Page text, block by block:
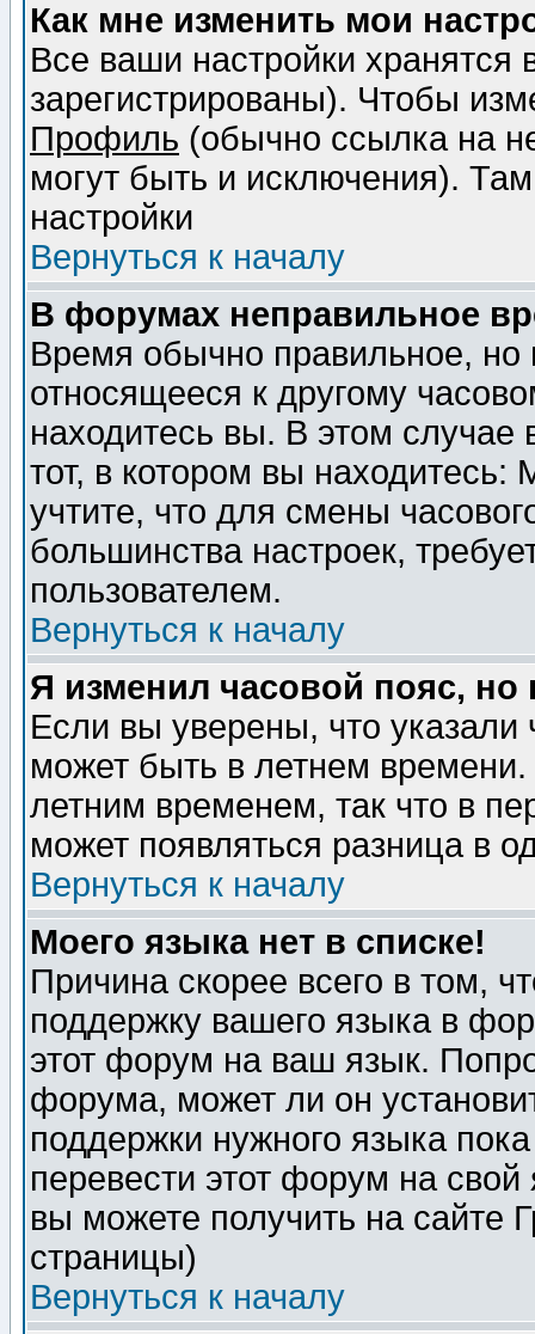
Как мне изменить мои
Все ваши настройки
зарегистрированы). Чтобы
Профиль (обычно ссылка на
могут быть и исключения).
настройки
Вернуться к началу
В форумах неправильное
Время обычно правильное,
относящееся к другому
находитесь вы. В этом
тот, в котором вы
учтите, что для смены
большинства настроек,
пользователем.
Вернуться к началу
Я изменил часовой пояс,
Если вы уверены, что указали
может быть в летнем
летним временем, так что в
может появляться разница в
Вернуться к началу
Моего языка нет в списке!
Причина скорее всего в том,
поддержку вашего языка в
этот форум на ваш язык.
форума, может ли он
поддержки нужного языка
перевести этот форум на
вы можете получить на сайте
страницы)
Вернуться к началу